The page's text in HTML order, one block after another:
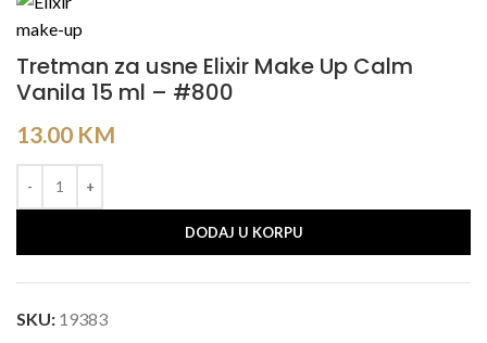
Tretman za usne Elixir Make Up Calm
Vanila 15 ml – #800
13.00 KM
DODAJ U KORPU
SKU: 19383